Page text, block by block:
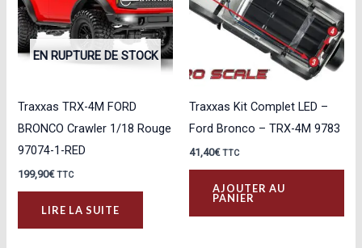
EN RUPTURE DE STOCK
Traxxas TRX-4M FORD
BRONCO Crawler 1/18 Rouge
97074-1-RED
199,90€ TTC
LIRE LA SUITE
Traxxas Kit Complet LED –
Ford Bronco – TRX-4M 9783
41,40€ TTC
AJOUTER AU
PANIER